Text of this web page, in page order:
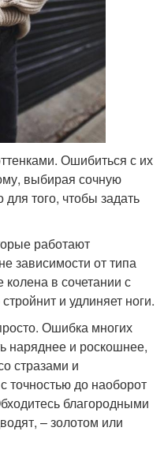
Ошибиться с их
выбирая сочную
для того, чтобы задать
работают
зависимости от типа
в сочетании с
и удлиняет ноги.
Ошибка многих
наряднее и роскошнее,
стразами и
точностью до наоборот
благородными
– золотом или